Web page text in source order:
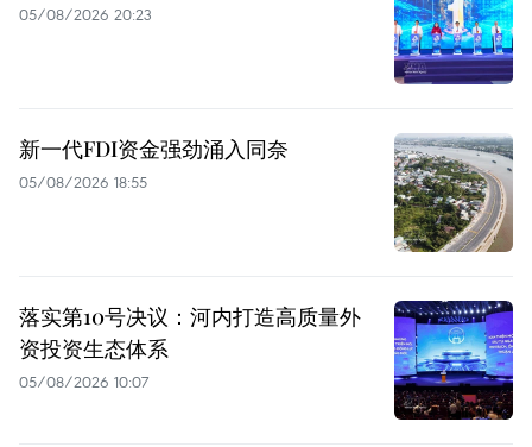
05/08/2026 20:23
新一代FDI资金强劲涌入同奈
05/08/2026 18:55
落实第10号决议：河内打造高质量外
资投资生态体系
05/08/2026 10:07